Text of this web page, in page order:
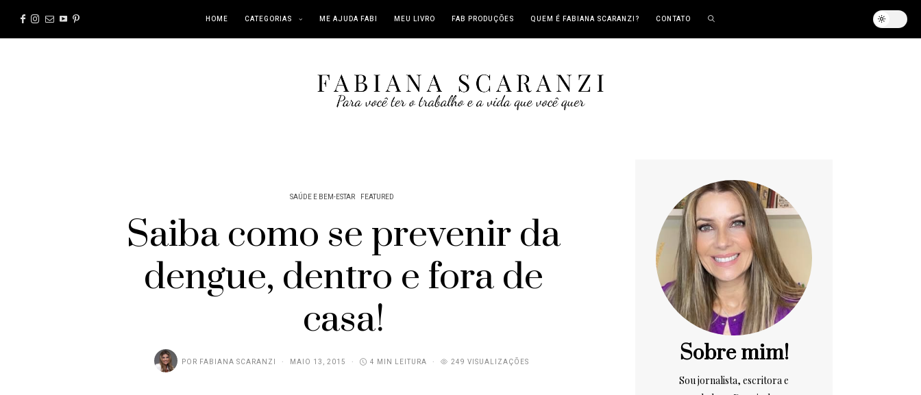
HOME CATEGORIAS ME AJUDA FABI MEU LIVRO FAB PRODUÇÕES QUEM É FABIANA SCARANZI? CONTATO
SAÚDE E BEM-ESTAR FEATURED
Saiba como se prevenir da
dengue, dentro e fora de
casa!
POR FABIANA SCARANZI MAIO 13, 2015 4 MIN LEITURA 249 VISUALIZAÇÕES Sobre mim!
Sou jornalista, escritora e